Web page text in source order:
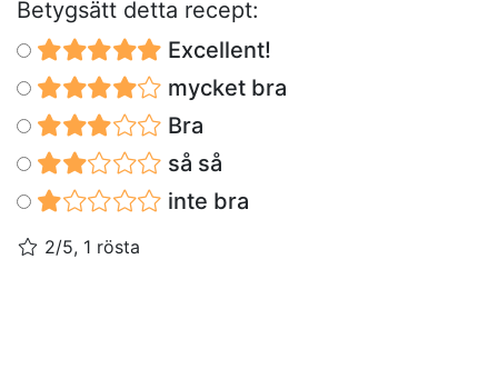
Betygsätt detta recept:
Excellent!
mycket bra
Bra
så så
inte bra
2/5, 1 rösta